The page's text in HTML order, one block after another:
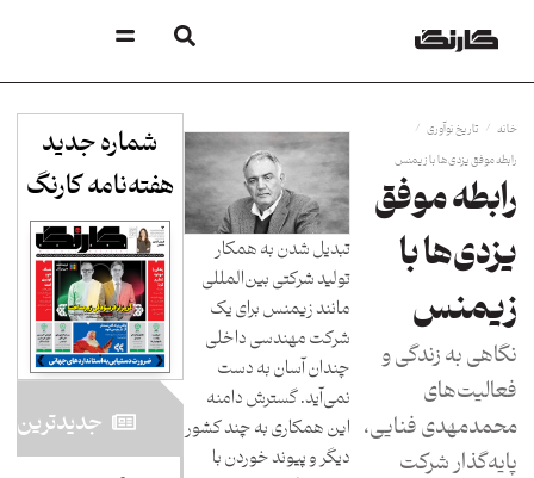
خانه / تاریخ نوآوری /
رابطه موفق یزدی‌ها با زیمنس
رابطه موفق
یزدی‌ها با
زیمنس
نگاهی به زندگی و
فعالیت‌های
محمدمهدی فنایی،
پایه‌گذار شرکت
تبدیل شدن به همکار
تولید شرکتی بین‌المللی
مانند زیمنس برای یک
شرکت مهندسی داخلی
چندان آسان به دست
نمی‌آید. گسترش دامنه
این همکاری به چند کشور
دیگر و پیوند خوردن با
شماره جدید
هفته‌نامه کارنگ​
جدید‌ترین